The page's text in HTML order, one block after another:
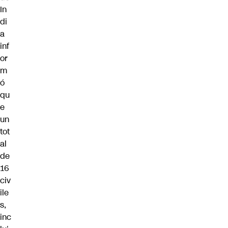
In
di
a
inf
or
m
ó
qu
e
un
tot
al
de
16
civ
ile
s,
inc